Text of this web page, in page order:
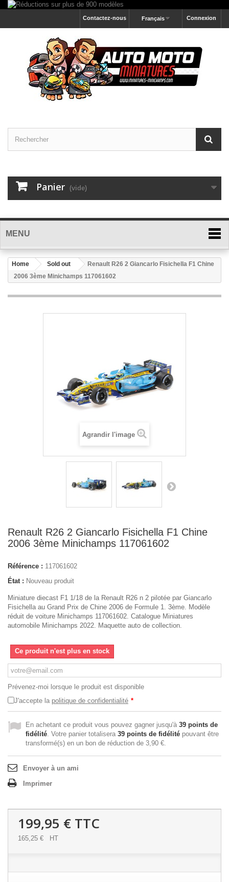
Connexion
Français
Contactez-nous
Panier (vide)
MENU
Home Sold out
Renault R26 2 Giancarlo Fisichella F1 Chine
2006 3ème Minichamps 117061602
Agrandir l'image
Renault R26 2 Giancarlo Fisichella F1 Chine
2006 3ème Minichamps 117061602
Référence : 117061602
État : Nouveau produit
Miniature diecast F1 1/18 de la Renault R26 n 2 pilotée par Giancarlo
Fisichella au Grand Prix de Chine 2006 de Formule 1. 3ème. Modèle
réduit de voiture Minichamps 117061602. Catalogue Miniatures
automobile Minichamps 2022. Maquette auto de collection.
Ce produit n'est plus en stock
Prévenez-moi lorsque le produit est disponible
J'accepte la politique de confidentialité *
En achetant ce produit vous pouvez gagner jusqu'à 39 points de
fidélité. Votre panier totalisera 39 points de fidélité pouvant être
transformé(s) en un bon de réduction de 3,90 €.
Envoyer à un ami
Imprimer
199,95 € TTC
165,25 € HT